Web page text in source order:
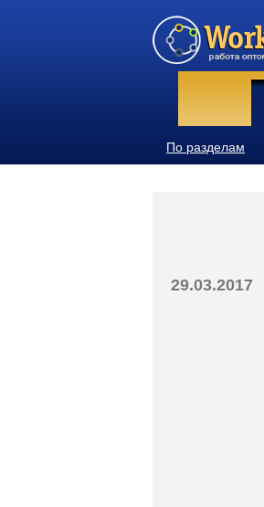
По разделам
29.03.2017